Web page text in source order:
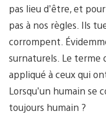
pas lieu d’être, et
pas à nos règles. Ils
corrompent.
surnaturels. Le terme
appliqué à ceux qui
Lorsqu’un humain se
toujours humain ?